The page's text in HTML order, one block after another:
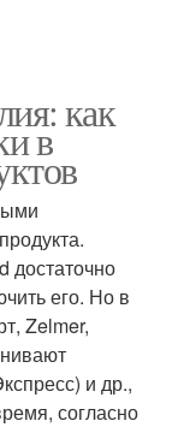
как
в
его. Но в
Zelmer,
и др.,
согласно